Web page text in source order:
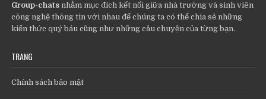
Group-chats nhằm mục đích kết nối giữa nhà trường và sinh viên
công nghệ thông tin với nhau để chúng ta có thể chia sẻ những
kiến thức quý báu cũng như những câu chuyện của từng bạn.
TRANG
Chính sách bảo mật